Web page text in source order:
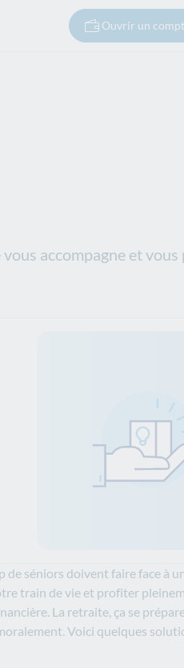
Ouvrir un
accompagne et vous
séniors doivent faire face à
train de vie et profiter
La retraite, ça se
Voici quelques